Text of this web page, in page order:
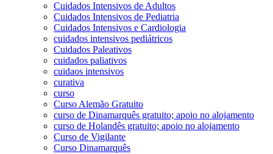
Cuidados Intensivos de Adultos
Cuidados Intensivos de Pediatria
Cuidados Intensivos e Cardiologia
cuidados intensivos pediátricos
Cuidados Paleativos
cuidados paliativos
cuidaos intensivos
curativa
curso
Curso Alemão Gratuito
curso de Dinamarquês gratuito; apoio no alojamento
curso de Holandês gratuito; apoio no alojamento
Curso de Vigilante
Curso Dinamarquês